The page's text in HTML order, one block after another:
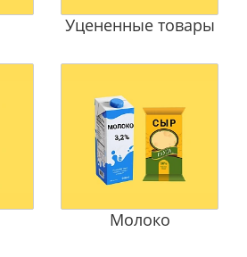
Уцененные товары
Молоко